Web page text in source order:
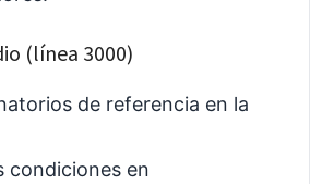
(línea 3000)
de referencia en la
condiciones en